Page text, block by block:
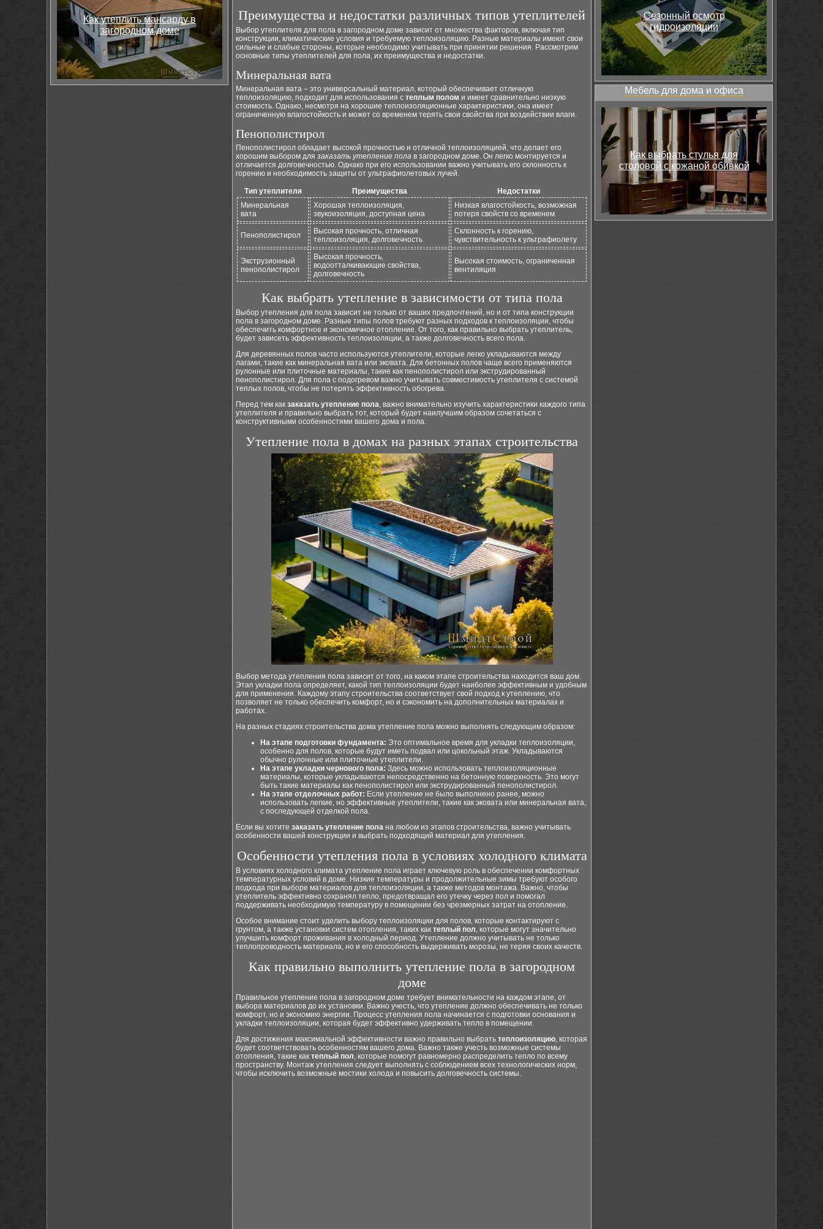
Как утеплить мансарду в
загородном доме
Преимущества и недостатки различных типов утеплителей
Выбор утеплителя для пола в загородном доме зависит от множества факторов, включая тип
конструкции, климатические условия и требуемую теплоизоляцию. Разные материалы имеют свои
сильные и слабые стороны, которые необходимо учитывать при принятии решения. Рассмотрим
основные типы утеплителей для пола, их преимущества и недостатки.
Минеральная вата
Минеральная вата – это универсальный материал, который обеспечивает отличную
теплоизоляцию, подходит для использования с теплым полом и имеет сравнительно низкую
стоимость. Однако, несмотря на хорошие теплоизоляционные характеристики, она имеет
ограниченную влагостойкость и может со временем терять свои свойства при воздействии влаги.
Пенополистирол
Пенополистирол обладает высокой прочностью и отличной теплоизоляцией, что делает его
хорошим выбором для заказать утепление пола в загородном доме. Он легко монтируется и
отличается долговечностью. Однако при его использовании важно учитывать его склонность к
горению и необходимость защиты от ультрафиолетовых лучей.
Тип утеплителя Преимущества
Недостатки
Минеральная
вата
Хорошая теплоизоляция,
звукоизоляция, доступная цена
Низкая влагостойкость, возможная
потеря свойств со временем
Пенополистирол
Высокая прочность, отличная
теплоизоляция, долговечность
Склонность к горению,
чувствительность к ультрафиолету
Экструзионный
пенополистирол
Высокая прочность,
водоотталкивающие свойства,
долговечность
Высокая стоимость, ограниченная
вентиляция
Как выбрать утепление в зависимости от типа пола
Выбор утепления для пола зависит не только от ваших предпочтений, но и от типа конструкции
пола в загородном доме. Разные типы полов требуют разных подходов к теплоизоляции, чтобы
обеспечить комфортное и экономичное отопление. От того, как правильно выбрать утеплитель,
будет зависеть эффективность теплоизоляции, а также долговечность всего пола.
Для деревянных полов часто используются утеплители, которые легко укладываются между
лагами, такие как минеральная вата или эковата. Для бетонных полов чаще всего применяются
рулонные или плиточные материалы, такие как пенополистирол или экструдированный
пенополистирол. Для пола с подогревом важно учитывать совместимость утеплителя с системой
теплых полов, чтобы не потерять эффективность обогрева.
Перед тем как заказать утепление пола, важно внимательно изучить характеристики каждого типа
утеплителя и правильно выбрать тот, который будет наилучшим образом сочетаться с
конструктивными особенностями вашего дома и пола.
Утепление пола в домах на разных этапах строительства
Выбор метода утепления пола зависит от того, на каком этапе строительства находится ваш дом.
Этап укладки пола определяет, какой тип теплоизоляции будет наиболее эффективным и удобным
для применения. Каждому этапу строительства соответствует свой подход к утеплению, что
позволяет не только обеспечить комфорт, но и сэкономить на дополнительных материалах и
работах.
На разных стадиях строительства дома утепление пола можно выполнять следующим образом:
На этапе подготовки фундамента: Это оптимальное время для укладки теплоизоляции,
особенно для полов, которые будут иметь подвал или цокольный этаж. Укладываются
обычно рулонные или плиточные утеплители.
На этапе укладки чернового пола: Здесь можно использовать теплоизоляционные
материалы, которые укладываются непосредственно на бетонную поверхность. Это могут
быть такие материалы как пенополистирол или экструдированный пенополистирол.
На этапе отделочных работ: Если утепление не было выполнено ранее, можно
использовать легкие, но эффективные утеплители, такие как эковата или минеральная вата,
с последующей отделкой пола.
Если вы хотите заказать утепление пола на любом из этапов строительства, важно учитывать
особенности вашей конструкции и выбрать подходящий материал для утепления.
Особенности утепления пола в условиях холодного климата
В условиях холодного климата утепление пола играет ключевую роль в обеспечении комфортных
температурных условий в доме. Низкие температуры и продолжительные зимы требуют особого
подхода при выборе материалов для теплоизоляции, а также методов монтажа. Важно, чтобы
утеплитель эффективно сохранял тепло, предотвращал его утечку через пол и помогал
поддерживать необходимую температуру в помещении без чрезмерных затрат на отопление.
Особое внимание стоит уделить выбору теплоизоляции для полов, которые контактируют с
грунтом, а также установки систем отопления, таких как теплый пол, которые могут значительно
улучшить комфорт проживания в холодный период. Утепление должно учитывать не только
теплопроводность материала, но и его способность выдерживать морозы, не теряя своих качеств.
Как правильно выполнить утепление пола в загородном
доме
Правильное утепление пола в загородном доме требует внимательности на каждом этапе, от
выбора материалов до их установки. Важно учесть, что утепление должно обеспечивать не только
комфорт, но и экономию энергии. Процесс утепления пола начинается с подготовки основания и
укладки теплоизоляции, которая будет эффективно удерживать тепло в помещении.
Для достижения максимальной эффективности важно правильно выбрать теплоизоляцию, которая
будет соответствовать особенностям вашего дома. Важно также учесть возможные системы
отопления, такие как теплый пол, которые помогут равномерно распределить тепло по всему
пространству. Монтаж утепления следует выполнять с соблюдением всех технологических норм,
чтобы исключить возможные мостики холода и повысить долговечность системы.
Сезонный осмотр
гидроизоляции
Мебель для дома и офиса
Как выбрать стулья для
столовой с кожаной обивкой